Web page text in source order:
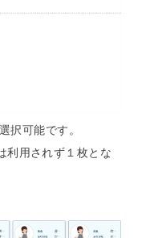
択可能です。
利用されず１枚とな